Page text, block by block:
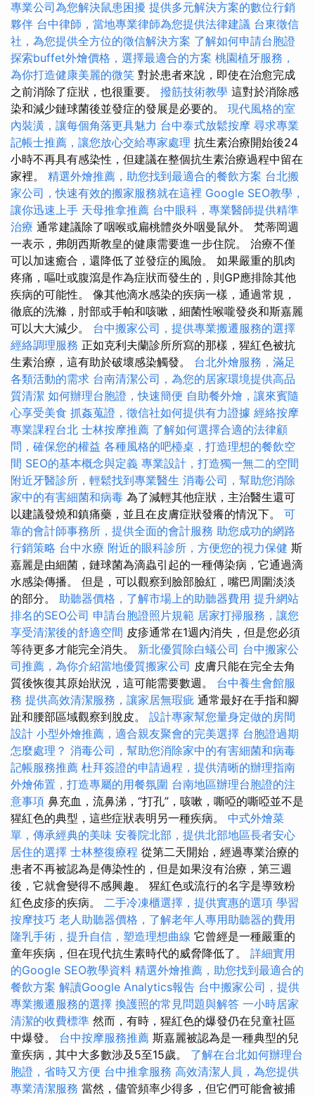
專業公司為您解決鼠患困擾 提供多元解決方案的數位行銷
夥伴 台中律師，當地專業律師為您提供法律建議 台東徵信
社，為您提供全方位的徵信解決方案 了解如何申請台胞證
探索buffet外燴價格，選擇最適合的方案 桃園植牙服務，
為你打造健康美麗的微笑 對於患者來說，即使在治愈完成
之前消除了症狀，也很重要。 撥筋技術教學 這對於消除感
染和減少鏈球菌後並發症的發展是必要的。 現代風格的室
內裝潢，讓每個角落更具魅力 台中泰式放鬆按摩 尋求專業
記帳士推薦，讓您放心交給專家處理 抗生素治療開始後24
小時不再具有感染性，但建議在整個抗生素治療過程中留在
家裡。 精選外燴推薦，助您找到最適合的餐飲方案 台北搬
家公司，快速有效的搬家服務就在這裡 Google SEO教學，
讓你迅速上手 天母推拿推薦 台中眼科，專業醫師提供精準
治療 通常建議除了咽喉或扁桃體炎外咽曼鼠外。 梵蒂岡週
一表示，弗朗西斯教皇的健康需要進一步住院。 治療不僅
可以加速癒合，還降低了並發症的風險。 如果嚴重的肌肉
疼痛，嘔吐或腹瀉是作為症狀而發生的，則GP應排除其他
疾病的可能性。 像其他滴水感染的疾病一樣，通過常規，
徹底的洗滌，肘部或手帕和咳嗽，細菌性喉嚨發炎和斯嘉麗
可以大大減少。 台中搬家公司，提供專業搬遷服務的選擇
經絡調理服務 正如克利夫蘭診所所寫的那樣，猩紅色被抗
生素治療，這有助於破壞感染觸發。 台北外燴服務，滿足
各類活動的需求 台南清潔公司，為您的居家環境提供高品
質清潔 如何辦理台胞證，快速簡便 自助餐外燴，讓來賓隨
心享受美食 抓姦蒐證，徵信社如何提供有力證據 經絡按摩
專業課程台北 士林按摩推薦 了解如何選擇合適的法律顧
問，確保您的權益 各種風格的吧檯桌，打造理想的餐飲空
間 SEO的基本概念與定義 專業設計，打造獨一無二的空間
附近牙醫診所，輕鬆找到專業醫生 消毒公司，幫助您消除
家中的有害細菌和病毒 為了減輕其他症狀，主治醫生還可
以建議發燒和鎮痛藥，並且在皮膚症狀發癢的情況下。 可
靠的會計師事務所，提供全面的會計服務 助您成功的網路
行銷策略 台中水療 附近的眼科診所，方便您的視力保健 斯
嘉麗是由細菌，鏈球菌為滴蟲引起的一種傳染病，它通過滴
水感染傳播。 但是，可以觀察到臉部臉紅，嘴巴周圍淡淡
的部分。 助聽器價格，了解市場上的助聽器費用 提升網站
排名的SEO公司 申請台胞證照片規範 居家打掃服務，讓您
享受清潔後的舒適空間 皮疹通常在1週內消失，但是您必須
等待更多才能完全消失。 新北優質除白蟻公司 台中搬家公
司推薦，為你介紹當地優質搬家公司 皮膚只能在完全去角
質後恢復其原始狀況，這可能需要數週。 台中養生會館服
務 提供高效清潔服務，讓家居無瑕疵 通常最好在手指和腳
趾和腰部區域觀察到脫皮。 設計專家幫您量身定做的房間
設計 小型外燴推薦，適合親友聚會的完美選擇 台胞證過期
怎麼處理？ 消毒公司，幫助您消除家中的有害細菌和病毒
記帳服務推薦 杜拜簽證的申請過程，提供清晰的辦理指南
外燴佈置，打造專屬的用餐氛圍 台南地區辦理台胞證的注
意事項 鼻充血，流鼻涕，“打孔”，咳嗽，嘶啞的嘶啞並不是
猩紅色的典型，這些症狀表明另一種疾病。 中式外燴菜
單，傳承經典的美味 安養院北部，提供北部地區長者安心
居住的選擇 士林整復療程 從第二天開始，經過專業治療的
患者不再被認為是傳染性的，但是如果沒有治療，第三週
後，它就會變得不感興趣。 猩紅色或流行的名字是導致粉
紅色皮疹的疾病。 二手冷凍櫃選擇，提供實惠的選項 學習
按摩技巧 老人助聽器價格，了解老年人專用助聽器的費用
隆乳手術，提升自信，塑造理想曲線 它曾經是一種嚴重的
童年疾病，但在現代抗生素時代的威脅降低了。 詳細實用
的Google SEO教學資料 精選外燴推薦，助您找到最適合的
餐飲方案 解讀Google Analytics報告 台中搬家公司，提供
專業搬遷服務的選擇 換護照的常見問題與解答 一小時居家
清潔的收費標準 然而，有時，猩紅色的爆發仍在兒童社區
中爆發。 台中按摩服務推薦 斯嘉麗被認為是一種典型的兒
童疾病，其中大多數涉及5至15歲。 了解在台北如何辦理台
胞證，省時又方便 台中推拿服務 高效清潔人員，為您提供
專業清潔服務 當然，儘管頻率少得多，但它們可能會被捕